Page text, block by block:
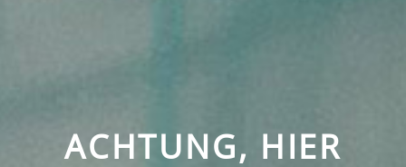
ACHTUNG, HIER